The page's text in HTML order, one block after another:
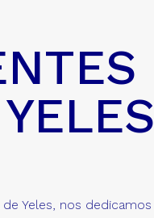
Yeles, nos dedicamos